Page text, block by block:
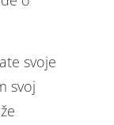
svoje
svoj